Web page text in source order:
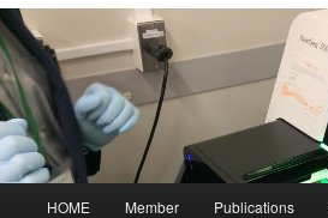
HOME Member Publications